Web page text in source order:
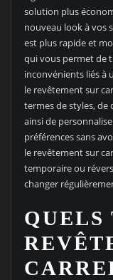
solution plus
nouveau look à vos
est plus rapide et
qui vous permet de
inconvénients liés à
le revêtement sur
termes de styles,
ainsi de
préférences sans
le revêtement sur
temporaire ou
changer
QUELS